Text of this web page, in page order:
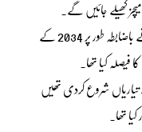
یاد رہے کہ گزشتہ سال 4 اکتوبر کو سعودی عرب نے باضابطہ طور پر 2034 کے
کیا تھا۔
شروع کردی تھیں
تھا۔